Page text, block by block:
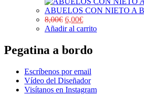
ABUELOS CON NIETO A
8,00€ 6,00€
Añadir al carrito
Pegatina a bordo
Escríbenos por email
Vídeo del Diseñador
Visítanos en Instagram